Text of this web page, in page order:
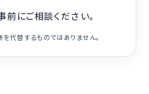
前にご相談ください。
代替するものではありません。